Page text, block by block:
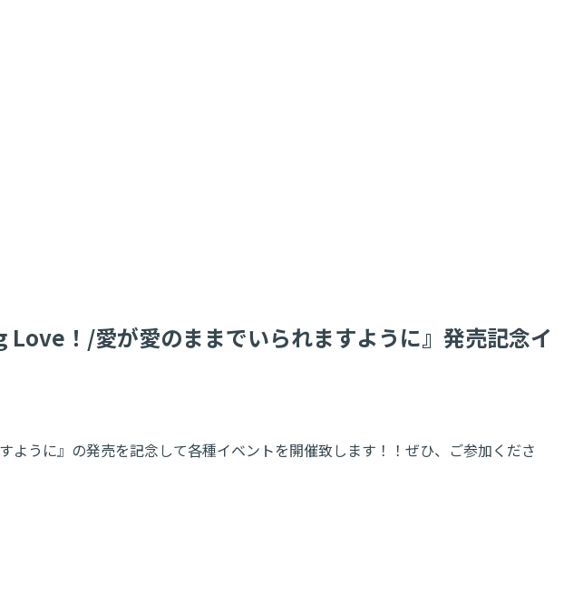
！/愛が愛のままでいられますように』発売記念イ
うに』の発売を記念して各種イベントを開催致します！！ぜひ、ご参加くださ